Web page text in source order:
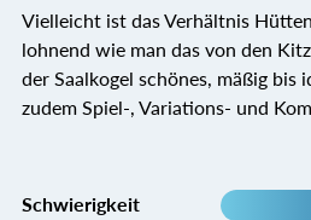
Vielleicht ist das Verhältnis
lohnend wie man das von den
der Saalkogel schönes, mäßig bis
zudem Spiel-, Variations- und
Schwierigkeit